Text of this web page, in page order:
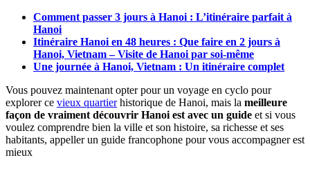
Comment passer 3 jours à Hanoi : L’itinéraire parfait à
Hanoi
Itinéraire Hanoi en 48 heures : Que faire en 2 jours à
Hanoi, Vietnam – Visite de Hanoi par soi-même
Une journée à Hanoi, Vietnam : Un itinéraire complet
Vous pouvez maintenant opter pour un voyage en cyclo pour
explorer ce vieux quartierhistorique de Hanoi, mais la meilleure
façon de vraiment découvrir Hanoi est avec un guide et si vous
voulez comprendre bien la ville et son histoire, sa richesse et ses
habitants, appeller un guide francophone pour vous accompagner est
mieux